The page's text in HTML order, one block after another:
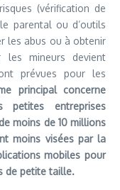
(vérification de
parental ou d’outils
les abus ou à obtenir
mineurs devient
prévues pour les
principal concerne
entreprises
moins de 10 millions
moins visées par la
mobiles pour
de petite taille.